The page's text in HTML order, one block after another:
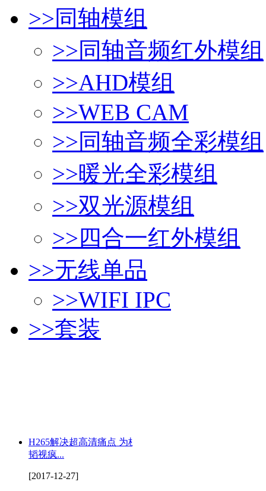
>>同轴模组
>>同轴音频红外模组
>>AHD模组
>>WEB CAM
>>同轴音频全彩模组
>>暖光全彩模组
>>双光源模组
>>四合一红外模组
>>无线单品
>>WIFI IPC
>>套装
H265解决超高清痛点 为杭州
韬视疯...
[2017-12-27]